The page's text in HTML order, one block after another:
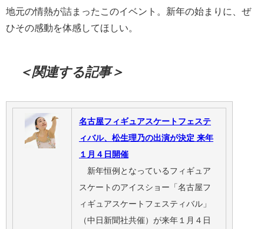
地元の情熱が詰まったこのイベント。新年の始まりに、ぜ
ひその感動を体感してほしい。
＜関連する記事＞
名古屋フィギュアスケートフェステ
ィバル、松生理乃の出演が決定 来年
１月４日開催
新年恒例となっているフィギュア
スケートのアイスショー「名古屋フ
ィギュアスケートフェスティバル」
（中日新聞社共催）が来年１月４日